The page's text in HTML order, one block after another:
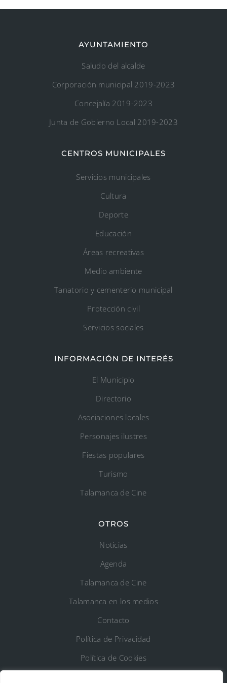
AYUNTAMIENTO
Saludo del alcalde
Corporación municipal 2019-2023
Concejalía 2019-2023
Junta de Gobierno Local 2019-2023
CENTROS MUNICIPALES
Servicios municipales
Cultura
Deporte
Educación
Áreas recreativas
Medio ambiente
Tanatorio y cementerio municipal
Protección civil
Servicios sociales
INFORMACIÓN DE INTERÉS
El Municipio
Directorio
Asociaciones locales
Personajes ilustres
Fiestas populares
Turismo
Talamanca de Cine
OTROS
Noticias
Agenda
Talamanca de Cine
Talamanca en los medios
Contacto
Política de Privacidad
Política de Cookies